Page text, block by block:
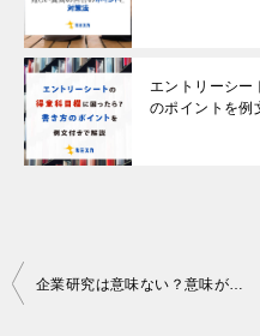
エントリーシー
のポイントを例
Post
企業研究は意味ない？意味がないと感じる理由や覚えておきたい心得を解説